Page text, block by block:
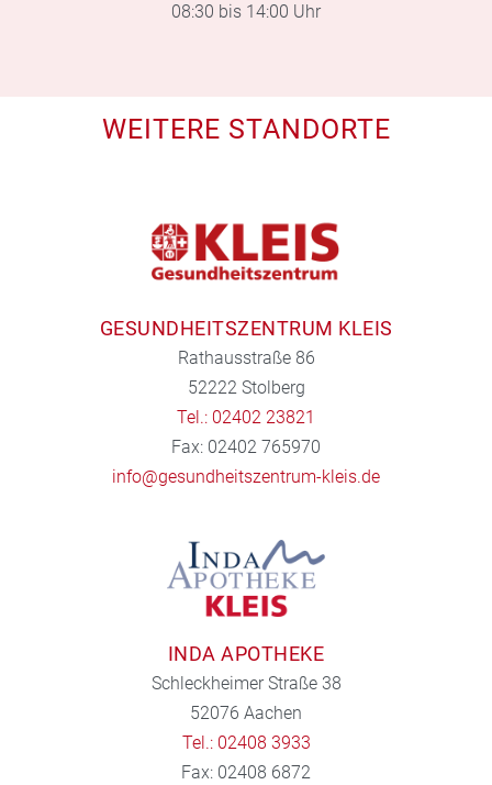
08:30 bis 14:00 Uhr
WEITERE STANDORTE
GESUNDHEITSZENTRUM KLEIS
Rathausstraße 86
52222 Stolberg
Tel.: 02402 23821
Fax: 02402 765970
info@gesundheitszentrum-kleis.de
INDA APOTHEKE
Schleckheimer Straße 38
52076 Aachen
Tel.: 02408 3933
Fax: 02408 6872